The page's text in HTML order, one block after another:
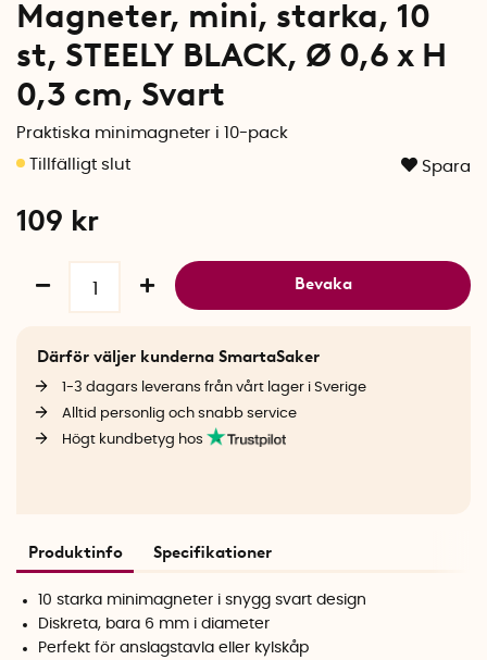
Magneter, mini, starka, 10
st, STEELY BLACK, Ø 0,6 x H
0,3 cm, Svart
Praktiska minimagneter i 10-pack
Spara
109 kr
Bevaka
Därför väljer kunderna SmartaSaker
1-3 dagars leverans från vårt lager i Sverige
Alltid personlig och snabb service
Högt kundbetyg hos
Produktinfo Specifikationer
10 starka minimagneter i snygg svart design
Diskreta, bara 6 mm i diameter
Perfekt för anslagstavla eller kylskåp